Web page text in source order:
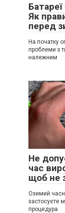
Як
перед
На початку
проблеми з
належним
Не
час
щоб не
Озимий
застосуєте
процедура